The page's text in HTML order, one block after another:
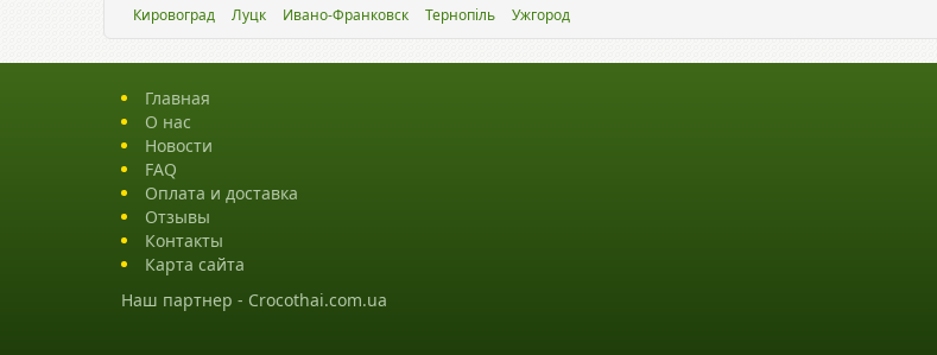
Кировоград
Луцк Ивано-Франковск Тернопіль Ужгород
Главная
О нас
Новости
FAQ
Оплата и доставка
Отзывы
Контакты
Карта сайта
Наш партнер - Crocothai.com.ua